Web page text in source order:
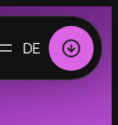
SPRACHE
AUSWÄHLEN